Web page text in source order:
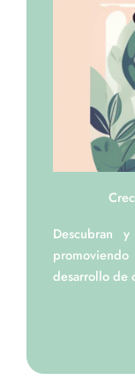
Descubran
desarrollo de